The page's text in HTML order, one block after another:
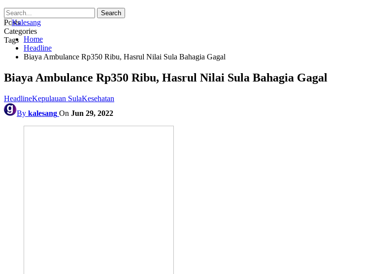
Posts
Categories
Tags Home
Headline
Biaya Ambulance Rp350 Ribu, Hasrul Nilai Sula Bahagia Gagal
Biaya Ambulance Rp350 Ribu, Hasrul Nilai Sula Bahagia Gagal
HeadlineKepulauan SulaKesehatan
By kalesang On Jun 29, 2022